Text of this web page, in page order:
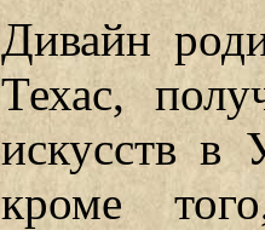
Дивайн
Техас,
искусств в
кроме